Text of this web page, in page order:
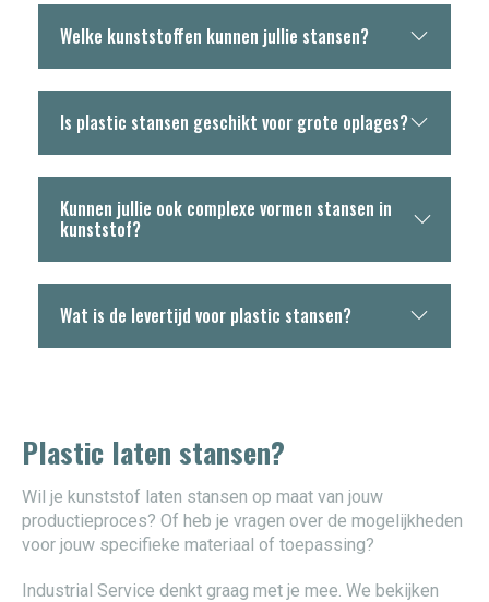
Welke kunststoffen kunnen jullie stansen?
Is plastic stansen geschikt voor grote oplages?
Kunnen jullie ook complexe vormen stansen in
kunststof?
Wat is de levertijd voor plastic stansen?
Plastic laten stansen?
Wil je kunststof laten stansen op maat van jouw
productieproces? Of heb je vragen over de mogelijkheden
voor jouw specifieke materiaal of toepassing?
Industrial Service denkt graag met je mee. We bekijken